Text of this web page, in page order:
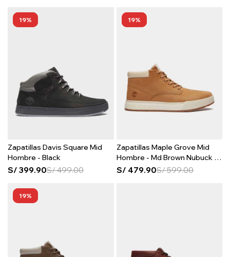
19
Zapatillas Davis Square Mid
Hombre - Black
S/ 399.90S/499.00
19
Zapatillas Maple Grove Mid
Hombre - Md Brown Nubuck W
Lt Bei
S/ 479.90S/599.00
19